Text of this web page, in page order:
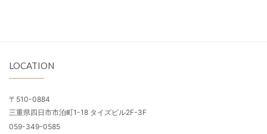
LOCATION
〒510-0884
三重県四日市市泊町1-18 タイズビル2F-3F
059-349-0585